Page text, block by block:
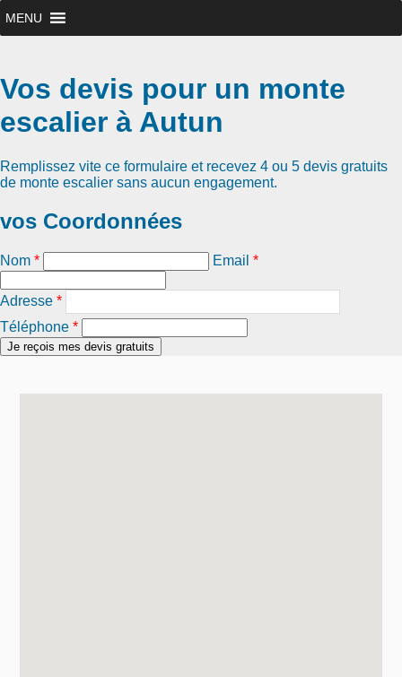
MENU
Vos devis pour un monte
escalier à Autun
Remplissez vite ce formulaire et recevez 4 ou 5 devis gratuits
de monte escalier sans aucun engagement.
vos Coordonnées
Nom * Email *
Adresse *
Téléphone *